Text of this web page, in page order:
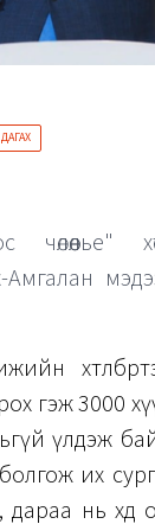
гэж 3000
үлдэж
их
нь